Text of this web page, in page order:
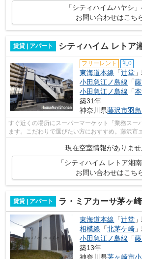
「シティハイムハヤシ
お問い合わせはこち
賃貸 | アパート シティハイム レトア
フリーレント 礼0
東海道本線 「辻堂
小田急江ノ島線 「
小田急江ノ島線 「
築31年
神奈川県藤沢市羽鳥
すぐ近くの場所にスーパーマーケット「業務スー
ます。こだわりで選びたい方におすすめ。藤沢市
現在空室情報がありませ
「シティハイム レトア湘
お問い合わせはこち
賃貸 | アパート ラ・ミアカーサ茅ヶ崎
東海道本線 「辻堂
相模線 「北茅ケ崎
小田急江ノ島線 「
築13年
神奈川県茅ヶ崎市